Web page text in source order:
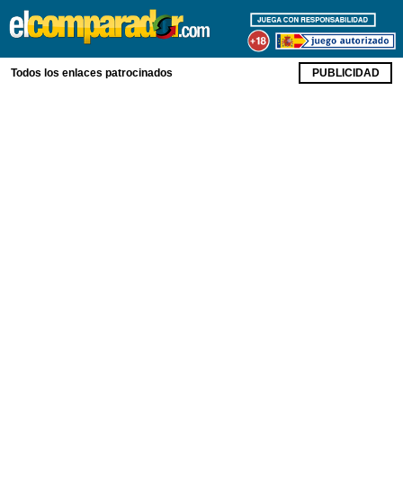
Todos los enlaces patrocinados PUBLICIDAD